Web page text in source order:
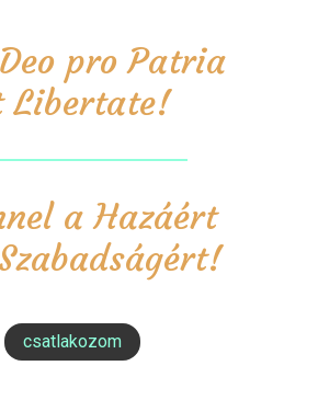
pro Patria
Libertate!
a Hazáért
csatlakozom